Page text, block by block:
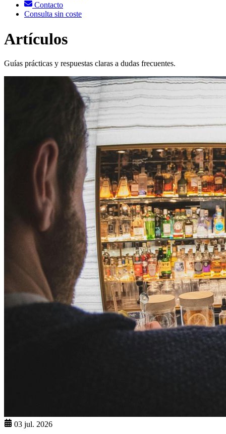
Contacto
Consulta sin coste
Artículos
Guías prácticas y respuestas claras a dudas frecuentes.
03 jul. 2026